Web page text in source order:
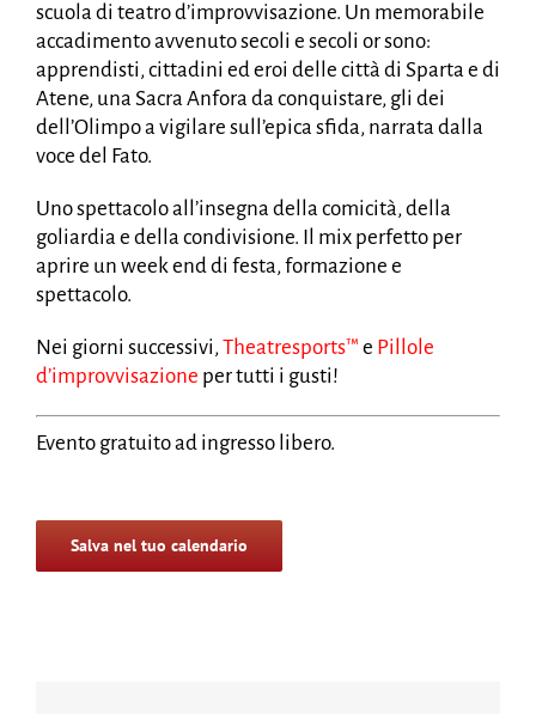
scuola di teatro d’improvvisazione. Un memorabile
accadimento avvenuto secoli e secoli or sono:
apprendisti, cittadini ed eroi delle città di Sparta e di
Atene, una Sacra Anfora da conquistare, gli dei
dell’Olimpo a vigilare sull’epica sfida, narrata dalla
voce del Fato.
Uno spettacolo all’insegna della comicità, della
goliardia e della condivisione. Il mix perfetto per
aprire un week end di festa, formazione e
spettacolo.
Nei giorni successivi,Theatresports™ e Pillole
d’improvvisazione per tutti i gusti!
Evento gratuito ad ingresso libero.
Salva nel tuo calendario